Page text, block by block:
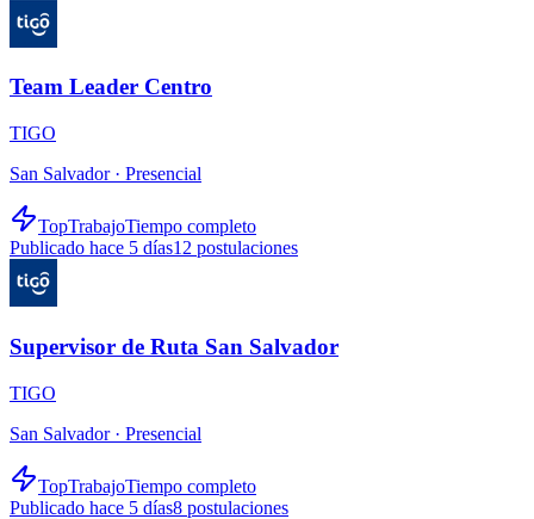
Team Leader Centro
TIGO
San Salvador · Presencial
TopTrabajoTiempo completo
Publicado hace 5 días12 postulaciones
Supervisor de Ruta San Salvador
TIGO
San Salvador · Presencial
TopTrabajoTiempo completo
Publicado hace 5 días8 postulaciones